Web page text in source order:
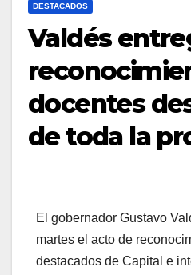
DESTACADOS
Valdés
docentes
de toda la
El gobernador Gustavo
martes el acto de
destacados de Capital e